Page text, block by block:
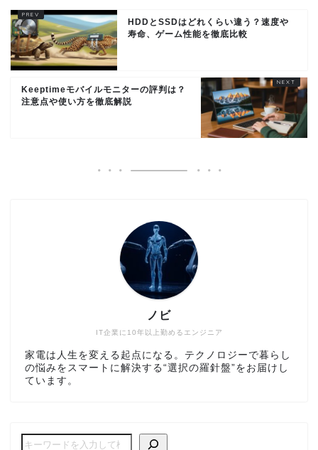
HDDとSSDはどれくらい違う？速度や
寿命、ゲーム性能を徹底比較
Keeptimeモバイルモニターの評判は？
注意点や使い方を徹底解説
IT企業に10年以上勤めるエンジニア
ノビ
家電は人生を変える起点になる。テクノロジーで暮らし
の悩みをスマートに解決する“選択の羅針盤”をお届けし
ています。